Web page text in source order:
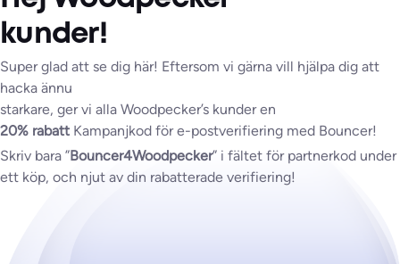
kunder!
Super glad att se dig här! Eftersom vi gärna vill hjälpa dig att
hacka ännu
starkare, ger vi alla Woodpecker’s kunder en
20% rabatt Kampanjkod för e-postverifiering med Bouncer!
Skriv bara ”Bouncer4Woodpecker” i fältet för partnerkod under
ett köp, och njut av din rabatterade verifiering!